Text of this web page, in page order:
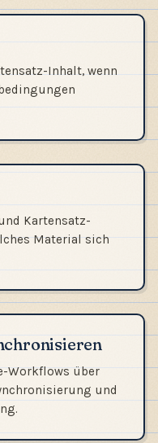
Inhalt, wenn
Kartensatz-
Material sich
Workflows über
und